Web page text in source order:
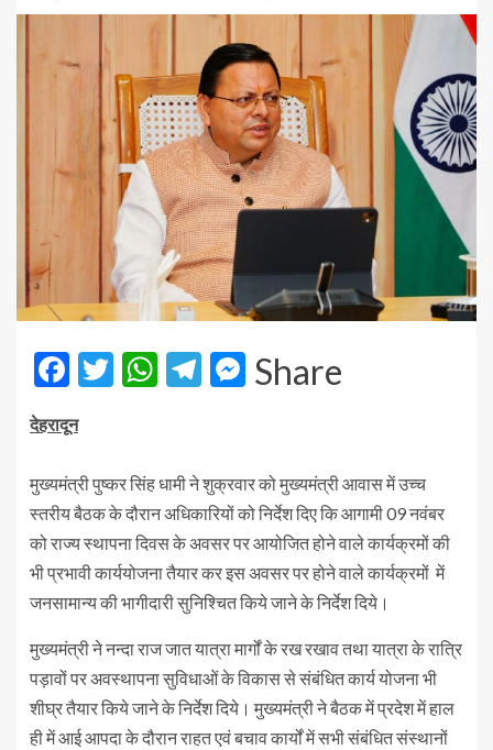
Facebook
Twitter
WhatsApp
Telegram
Messenger
Share
देहरादून
मुख्यमंत्री पुष्कर सिंह धामी ने शुक्रवार को मुख्यमंत्री आवास में उच्च
स्तरीय बैठक के दौरान अधिकारियों को निर्देश दिए कि आगामी 09 नवंबर
को राज्य स्थापना दिवस के अवसर पर आयोजित होने वाले कार्यक्रमों की
भी प्रभावी कार्ययोजना तैयार कर इस अवसर पर होने वाले कार्यक्रमों में
जनसामान्य की भागीदारी सुनिश्चित किये जाने के निर्देश दिये।
मुख्यमंत्री ने नन्दा राज जात यात्रा मार्गों के रख रखाव तथा यात्रा के रात्रि
पड़ावों पर अवस्थापना सुविधाओं के विकास से संबंधित कार्य योजना भी
शीघ्र तैयार किये जाने के निर्देश दिये। मुख्यमंत्री ने बैठक में प्रदेश में हाल
ही में आई आपदा के दौरान राहत एवं बचाव कार्यों में सभी संबंधित संस्थानों